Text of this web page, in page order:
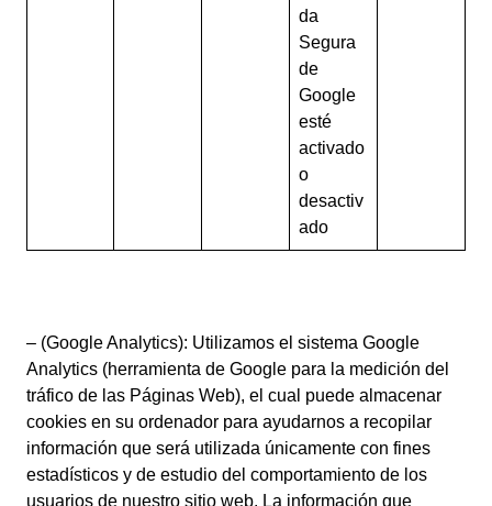
da
Segura
de
Google
esté
activado
o
desactiv
ado
– (Google Analytics): Utilizamos el sistema Google
Analytics (herramienta de Google para la medición del
tráfico de las Páginas Web), el cual puede almacenar
cookies en su ordenador para ayudarnos a recopilar
información que será utilizada únicamente con fines
estadísticos y de estudio del comportamiento de los
usuarios de nuestro sitio web. La información que